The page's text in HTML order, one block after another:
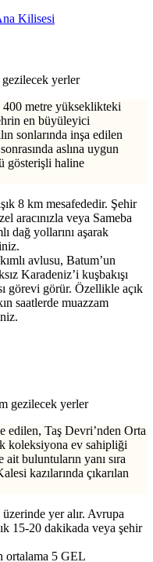
Kilisesi
400 metre yükseklikteki
en büyüleyici
sonlarında inşa edilen
aslına uygun
gösterişli haline
8 km mesafededir. Şehir
aracınızla veya Sameba
dağ yollarını aşarak
avlusu, Batum’un
Karadeniz’i kuşbakışı
görevi görür. Özellikle açık
saatlerde muazzam
edilen, Taş Devri’nden Orta
koleksiyona ev sahipliği
buluntuların yanı sıra
kazılarında çıkarılan
yer alır. Avrupa
15-20 dakikada veya şehir
ortalama 5 GEL